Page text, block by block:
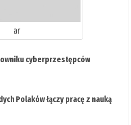
ar
cyberprzestępców
Polaków łączy pracę z nauką